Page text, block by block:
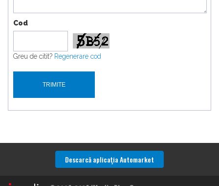
Cod
Greu de citit? Regenerare cod
Descarcă aplicaţia Automarket